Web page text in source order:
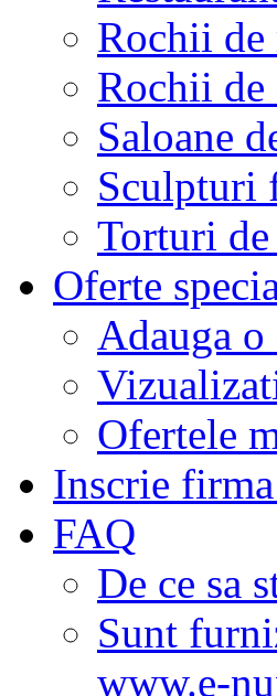
Rochii de
Rochii de
Saloane
Sculpturi
Torturi
Oferte
Adauga o
Ofertele
Inscrie
FAQ
De ce sa
Sunt
www.e-